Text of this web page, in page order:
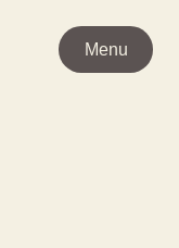
Menu
Menu
OP